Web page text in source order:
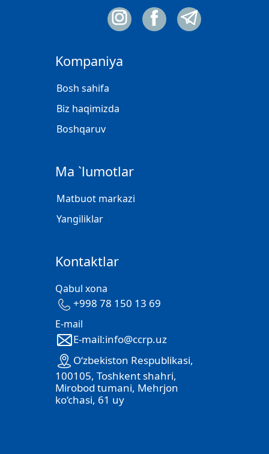
Kompaniya
Bosh sahifa
Biz haqimizda
Boshqaruv
Ma `lumotlar
Matbuot markazi
Yangiliklar
Kontaktlar
Qabul xona
+998 78 150 13 69
E-mail
E-mail:info@ccrp.uz
O‘zbekiston Respublikasi,
100105, Toshkent shahri,
Mirobod tumani, Mehrjon
ko‘chasi, 61 uy